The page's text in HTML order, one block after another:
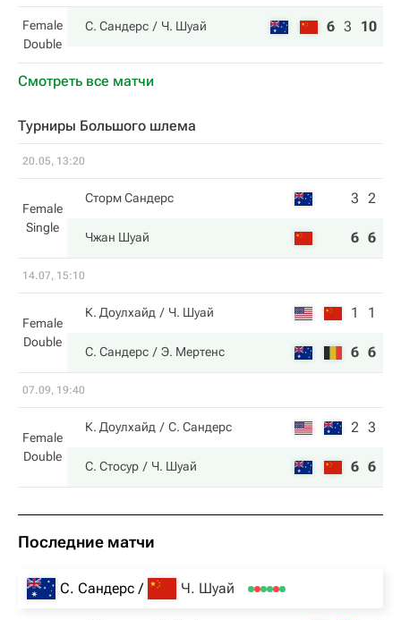
Female
Double
С. Сандерс Ч. Шуай 6 3 10
Смотреть все матчи
Турниры Большого шлема
20.05, 13:20
Female
Single
Сторм Сандерс 3 2
Чжан Шуай 6 6
14.07, 15:10
Female
Double
К. Доулхайд Ч. Шуай 1 1
С. Сандерс Э. Мертенс 6 6
07.09, 19:40
Female
Double
К. Доулхайд С. Сандерс 2 3
С. Стосур Ч. Шуай 6 6
Последние матчи
С. Сандерс Ч. Шуай